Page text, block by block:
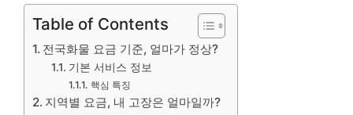
Table of Contents
전국화물 요금 기준, 얼마가 정상?
기본 서비스 정보
핵심 특징
지역별 요금, 내 고장은 얼마일까?